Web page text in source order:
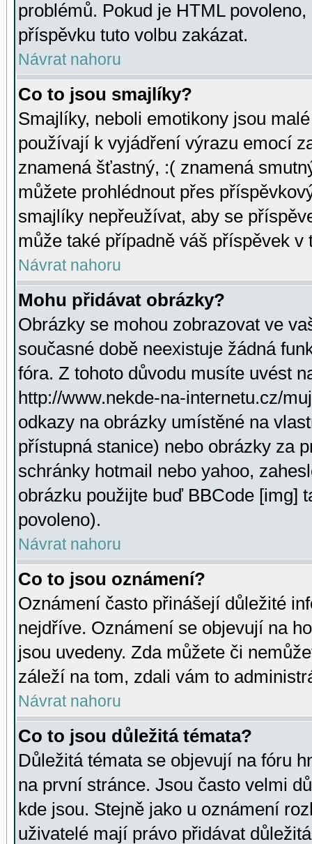
problémů. Pokud je HTML
příspěvku tuto volbu zakázat.
Návrat nahoru
Co to jsou smajlíky?
Smajlíky, neboli emotikony jsou
používají k vyjádření výrazu emocí
znamená šťastný, :( znamená
můžete prohlédnout přes
smajlíky nepřeužívat, aby se
může také případně váš příspěvek v
Návrat nahoru
Mohu přidávat obrázky?
Obrázky se mohou zobrazovat ve
současné době neexistuje žádná
fóra. Z tohoto důvodu musíte uvést
http://www.nekde-na-internetu.cz/
odkazy na obrázky umístěné na
přístupná stanice) nebo obrázky za
schránky hotmail nebo yahoo,
obrázku použijte buď BBCode [img]
povoleno).
Návrat nahoru
Co to jsou oznámení?
Oznámení často přinášejí důležité
nejdříve. Oznámení se objevují na
jsou uvedeny. Zda můžete či
záleží na tom, zdali vám to
Návrat nahoru
Co to jsou důležitá témata?
Důležitá témata se objevují na fóru
na první stránce. Jsou často velmi
kde jsou. Stejně jako u oznámení
uživatelé mají právo přidávat